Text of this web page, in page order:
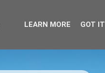
LEARN MORE GOT IT